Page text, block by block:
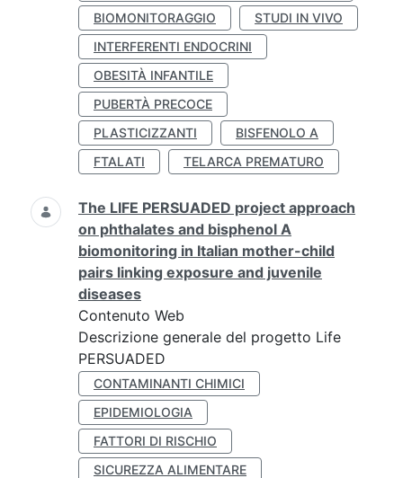
BIOMONITORAGGIO
STUDI IN VIVO
INTERFERENTI ENDOCRINI
OBESITÀ INFANTILE
PUBERTÀ PRECOCE
PLASTICIZZANTI
BISFENOLO A
FTALATI
TELARCA PREMATURO
The LIFE PERSUADED project approach
on phthalates and bisphenol A
biomonitoring in Italian mother-child
pairs linking exposure and juvenile
diseases
Contenuto Web
Descrizione generale del progetto Life
PERSUADED
CONTAMINANTI CHIMICI
EPIDEMIOLOGIA
FATTORI DI RISCHIO
SICUREZZA ALIMENTARE